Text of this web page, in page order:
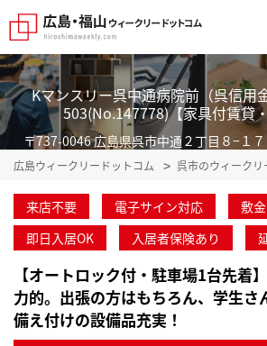
Kマンスリー呉中通病院前（呉信用
503(No.147778)【家具付賃貸
〒737-0046 広島県呉市中通２丁目８−１
広島ウィークリードットコム 呉市のウィーク
来店不要 電子サイン対応
敷
即日入居OK
入居者保険あり
【オートロック付・駐車場1台先着
力的。出張の方はもちろん、学生
備え付けの設備品充実！